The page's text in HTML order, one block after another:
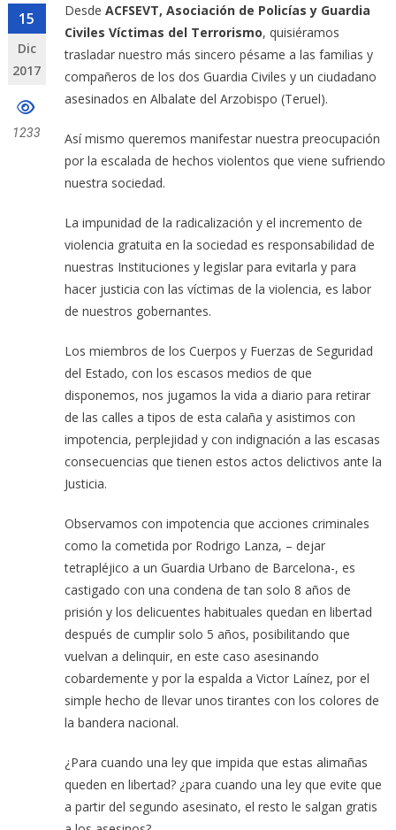
15
Dic
2017
1233
DesdeACFSEVT, Asociación de Policías y Guardia
Civiles Víctimas del Terrorismo, quisiéramos
trasladar nuestro más sincero pésame a las familias y
compañeros de los dos Guardia Civiles y un ciudadano
asesinados en Albalate del Arzobispo (Teruel).
Así mismo queremos manifestar nuestra preocupación
por la escalada de hechos violentos que viene sufriendo
nuestra sociedad.
La impunidad de la radicalización y el incremento de
violencia gratuita en la sociedad es responsabilidad de
nuestras Instituciones y legislar para evitarla y para
hacer justicia con las víctimas de la violencia, es labor
de nuestros gobernantes.
Los miembros de los Cuerpos y Fuerzas de Seguridad
del Estado, con los escasos medios de que
disponemos, nos jugamos la vida a diario para retirar
de las calles a tipos de esta calaña y asistimos con
impotencia, perplejidad y con indignación a las escasas
consecuencias que tienen estos actos delictivos ante la
Justicia.
Observamos con impotencia que acciones criminales
como la cometida por Rodrigo Lanza, – dejar
tetrapléjico a un Guardia Urbano de Barcelona-, es
castigado con una condena de tan solo 8 años de
prisión y los delicuentes habituales quedan en libertad
después de cumplir solo 5 años, posibilitando que
vuelvan a delinquir, en este caso asesinando
cobardemente y por la espalda a Victor Laínez, por el
simple hecho de llevar unos tirantes con los colores de
la bandera nacional.
¿Para cuando una ley que impida que estas alimañas
queden en libertad? ¿para cuando una ley que evite que
a partir del segundo asesinato, el resto le salgan gratis